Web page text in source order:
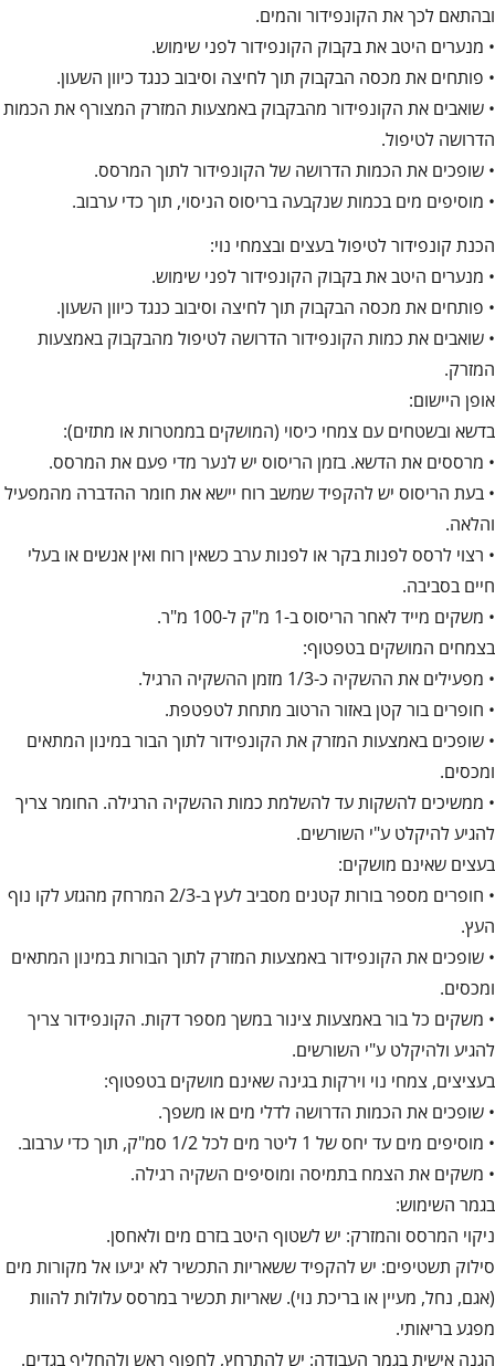
ובהתאם לכך את הקונפידור והמים.
• מנערים היטב את בקבוק הקונפידור לפני שימוש.
• פותחים את מכסה הבקבוק תוך לחיצה וסיבוב כנגד כיוון השעון.
• שואבים את הקונפידור מהבקבוק באמצעות המזרק המצורף את הכמות
הדרושה לטיפול.
• שופכים את הכמות הדרושה של הקונפידור לתוך המרסס.
• מוסיפים מים בכמות שנקבעה בריסוס הניסוי, תוך כדי ערבוב.
הכנת קונפידור לטיפול בעצים ובצמחי נוי:
• מנערים היטב את בקבוק הקונפידור לפני שימוש.
• פותחים את מכסה הבקבוק תוך לחיצה וסיבוב כנגד כיוון השעון.
• שואבים את כמות הקונפידור הדרושה לטיפול מהבקבוק באמצעות
המזרק.
אופן היישום:
בדשא ובשטחים עם צמחי כיסוי (המושקים בממטרות או מתזים):
• מרססים את הדשא. בזמן הריסוס יש לנער מדי פעם את המרסס.
• בעת הריסוס יש להקפיד שמשב רוח יישא את חומר ההדברה מהמפעיל
והלאה.
• רצוי לרסס לפנות בקר או לפנות ערב כשאין רוח ואין אנשים או בעלי
חיים בסביבה.
• משקים מייד לאחר הריסוס ב-1 מ"ק ל-100 מ"ר.
בצמחים המושקים בטפטוף:
• מפעילים את ההשקיה כ-1/3 מזמן ההשקיה הרגיל.
• חופרים בור קטן באזור הרטוב מתחת לטפטפת.
• שופכים באמצעות המזרק את הקונפידור לתוך הבור במינון המתאים
ומכסים.
• ממשיכים להשקות עד להשלמת כמות ההשקיה הרגילה. החומר צריך
להגיע להיקלט ע"י השורשים.
בעצים שאינם מושקים:
• חופרים מספר בורות קטנים מסביב לעץ ב-2/3 המרחק מהגזע לקו נוף
העץ.
• שופכים את הקונפידור באמצעות המזרק לתוך הבורות במינון המתאים
ומכסים.
• משקים כל בור באמצעות צינור במשך מספר דקות. הקונפידור צריך
להגיע ולהיקלט ע"י השורשים.
בעציצים, צמחי נוי וירקות בגינה שאינם מושקים בטפטוף:
• שופכים את הכמות הדרושה לדלי מים או משפך.
• מוסיפים מים עד יחס של 1 ליטר מים לכל 1/2 סמ"ק, תוך כדי ערבוב.
• משקים את הצמח בתמיסה ומוסיפים השקיה רגילה.
בגמר השימוש:
ניקוי המרסס והמזרק: יש לשטוף היטב בזרם מים ולאחסן.
סילוק תשטיפים: יש להקפיד ששאריות התכשיר לא יגיעו אל מקורות מים
(אגם, נחל, מעיין או בריכת נוי). שאריות תכשיר במרסס עלולות להוות
מפגע בריאותי.
הגנה אישית בגמר העבודה: יש להתרחץ, לחפוף ראש ולהחליף בגדים.